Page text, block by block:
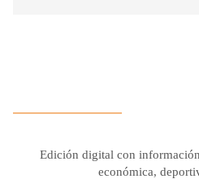
Edición digital con
económica,